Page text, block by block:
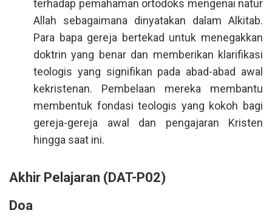
terhadap pemahaman ortodoks mengenai natur
Allah sebagaimana dinyatakan dalam Alkitab.
Para bapa gereja bertekad untuk menegakkan
doktrin yang benar dan memberikan klarifikasi
teologis yang signifikan pada abad-abad awal
kekristenan. Pembelaan mereka membantu
membentuk fondasi teologis yang kokoh bagi
gereja-gereja awal dan pengajaran Kristen
hingga saat ini.
Akhir Pelajaran (DAT-P02)
Doa